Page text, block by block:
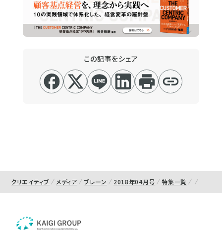
この記事をシェア
クリエイティブ メディア ブレーン 2018年04月号 特集一覧